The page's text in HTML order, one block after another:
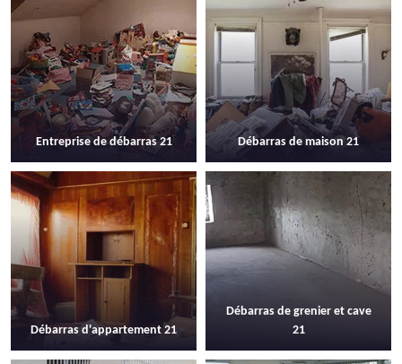
Entreprise de débarras 21 Débarras de maison 21
Débarras d'appartement 21
Débarras de grenier et cave
21